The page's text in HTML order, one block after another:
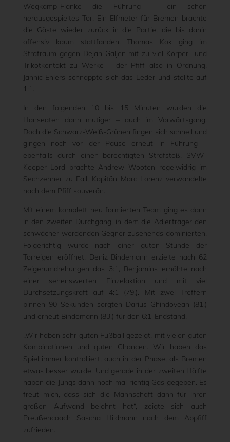
Wegkamp-Flanke die Führung – ein schön
herausgespieltes Tor. Ein Elfmeter für Bremen brachte
die Gäste wieder zurück in die Partie, die bis dahin
offensiv kaum stattfanden. Thomas Kok ging im
Strafraum gegen Dejan Galjen mit zu viel Körper- und
Trikotkontakt zu Werke – der Pfiff also in Ordnung.
Jannic Ehlers schnappte sich das Leder und stellte auf
1:1.
In den folgenden 10 bis 15 Minuten wurden die
Hanseaten dann mutiger – auch im Vorwärtsgang.
Doch die Schwarz-Weiß-Grünen fingen sich schnell und
gingen noch vor der Pause erneut in Führung –
ebenfalls durch einen berechtigten Strafstoß. SVW-
Keeper Lord brachte Andrew Wooten regelwidrig im
Sechzehner zu Fall, Kapitän Marc Lorenz verwandelte
nach dem Pfiff souverän.
Mit einem komplett neu formierten Team ging es dann
in den zweiten Durchgang, in dem die Adlerträger den
schwächer werdenden Gegner zusehends dominierten.
Folgerichtig wurde nach einer guten Stunde der
Torreigen eröffnet. Deniz Bindemann erzielte nach 62
Zeigerumdrehungen das 3:1, Benjamins erhöhte nach
einer sehenswerten Einzelaktion und mit viel
Durchsetzungskraft auf 4:1 (79.). Mit zwei Treffern
binnen 90 Sekunden sorgten Darius Ghindovean (81.)
und erneut Bindemann (83.) für den 6:1-Endstand.
„Wir haben sehr guten Fußball gezeigt, mit vielen guten
Kombinationen und guten Chancen. Wir haben das
Spiel immer kontrolliert, auch in der Phase, als Bremen
etwas besser wurde. Und gerade in der zweiten Hälfte
haben die Jungs dann noch mal richtig Gas gegeben. Es
freut mich, dass sich die Mannschaft dann für ihren
großen Aufwand belohnt hat“, zeigte sich auch
Preußencoach Sascha Hildmann nach dem Abpfiff
zufrieden.